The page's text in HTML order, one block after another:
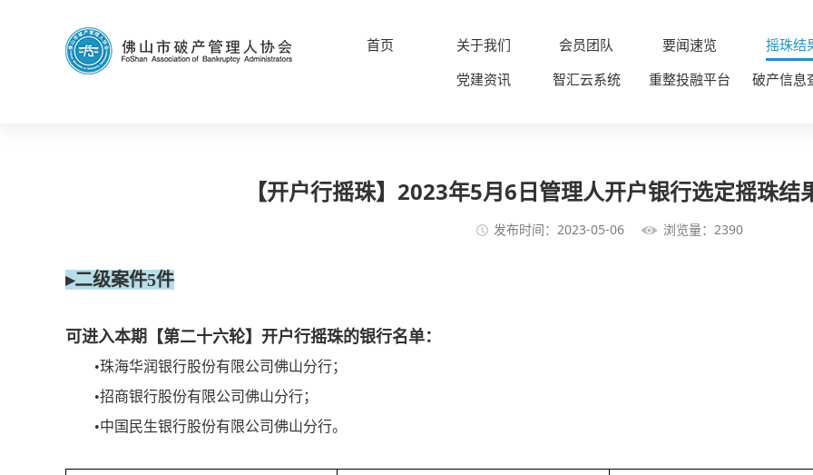
首页 关于我们 会员团队 要闻速览
摇珠结
党建资讯
智汇云系统 重整投融平台 破产信息
【开户行摇珠】2023年5月6日管理人开户银行选定摇珠结
发布时间：2023-05-06 浏览量：2390
▸二级案件5件
可进入本期【第二十六轮】开户行摇珠的银行名单：
•珠海华润银行股份有限公司佛山分行；
•招商银行股份有限公司佛山分行；
•中国民生银行股份有限公司佛山分行。